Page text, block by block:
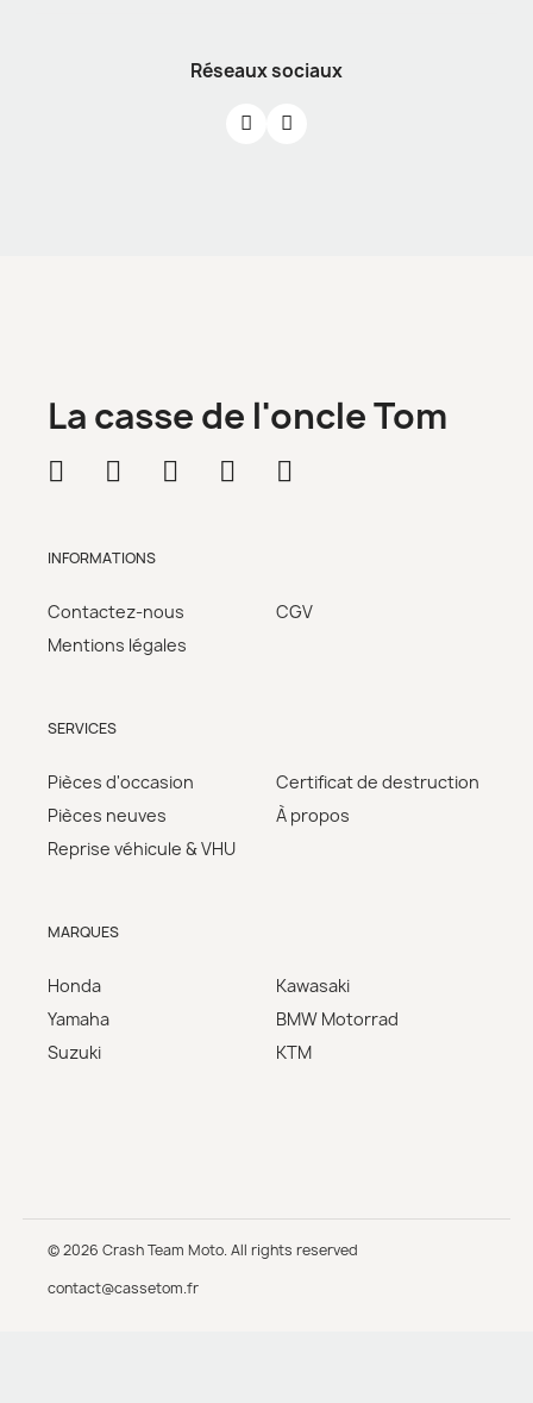
Réseaux sociaux
La casse de l'oncle Tom
INFORMATIONS
Contactez-nous
Mentions légales
CGV
SERVICES
Pièces d'occasion
Pièces neuves
Reprise véhicule & VHU
Certificat de destruction
À propos
MARQUES
Honda
Yamaha
Suzuki
Kawasaki
BMW Motorrad
KTM
© 2026 Crash Team Moto. All rights reserved
contact@cassetom.fr